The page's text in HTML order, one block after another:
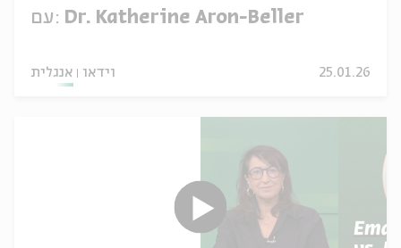
עם: Dr. Katherine Aron-Beller
אנגלית וידאו 25.01.26